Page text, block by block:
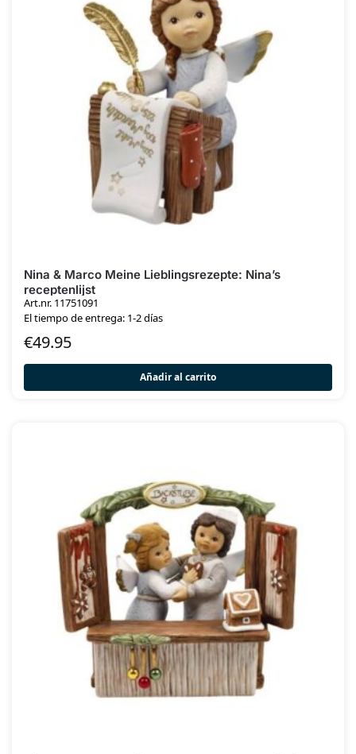
Nina & Marco Meine Lieblingsrezepte: Nina’s
receptenlijst
Art.nr. 11751091
El tiempo de entrega: 1-2 días
€49.95
Añadir al carrito